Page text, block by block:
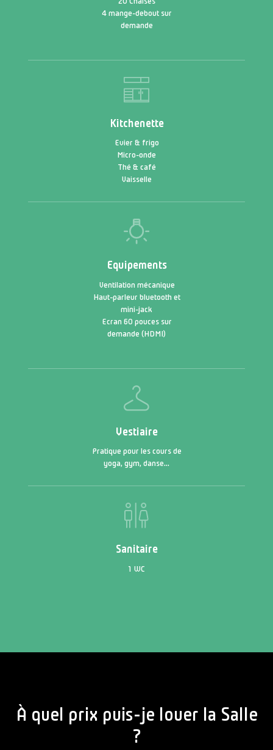
4 mange-debout sur
demande
Kitchenette
Evier & frigo
Micro-onde
Thé & café
Vaisselle
Equipements
Ventilation mécanique
Haut-parleur bluetooth et
mini-jack
Ecran 60 pouces sur
demande (HDMI)
Vestiaire
Pratique pour les cours de
yoga, gym, danse…
Sanitaire
1 WC
À quel prix puis-je louer la Salle
?